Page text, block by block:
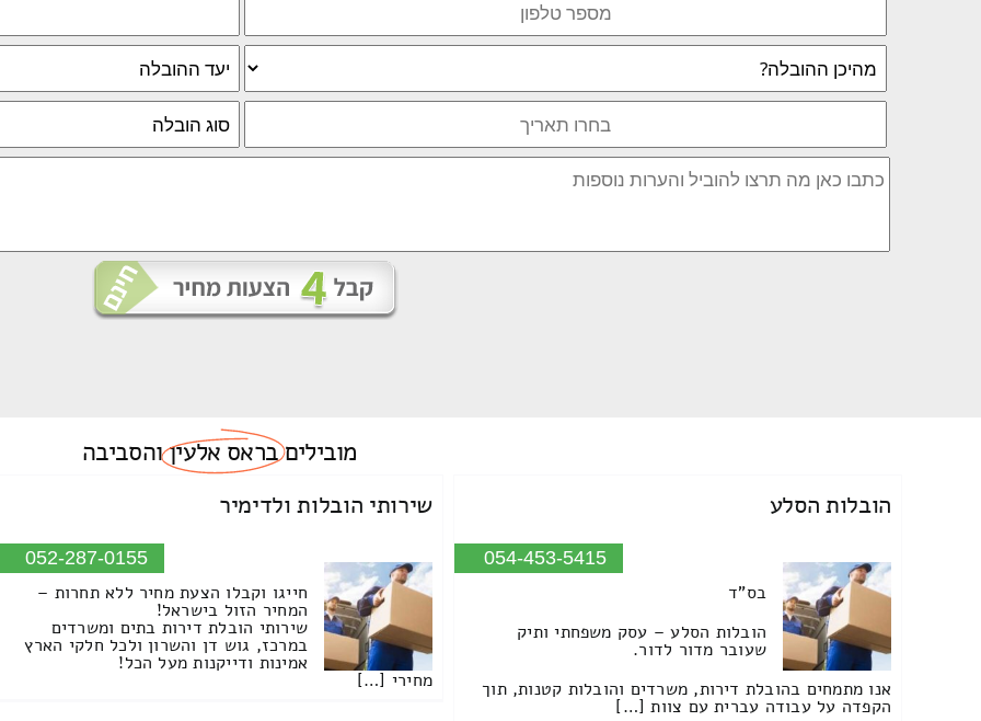
מוביליםבראס אלעיןוהסביבה
הובלות הסלע
054-453-5415
בס"ד
הובלות הסלע – עסק משפחתי ותיק
שעובר מדור לדור.
אנו מתמחים בהובלת דירות, משרדים והובלות קטנות, תוך
הקפדה על עבודה עברית עם צוות […]
שירותי הובלות ולדימיר
052-287-0155
חייגו וקבלו הצעת מחיר ללא תחרות –
המחיר הזול בישראל!
שירותי הובלת דירות בתים ומשרדים
במרכז, גוש דן והשרון ולכל חלקי הארץ
אמינות ודייקנות מעל הכל!
מחירי […]